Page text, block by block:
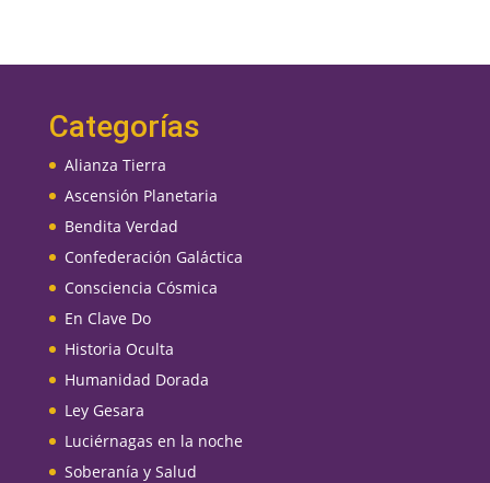
Categorías
Alianza Tierra
Ascensión Planetaria
Bendita Verdad
Confederación Galáctica
Consciencia Cósmica
En Clave Do
Historia Oculta
Humanidad Dorada
Ley Gesara
Luciérnagas en la noche
Soberanía y Salud